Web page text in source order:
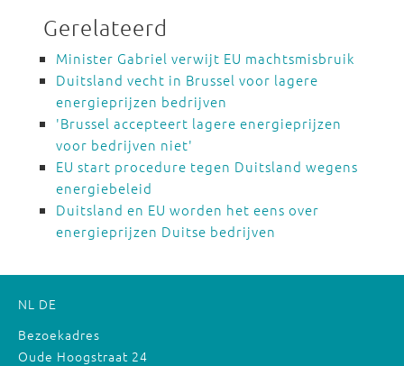
Gerelateerd
Minister Gabriel verwijt EU machtsmisbruik
Duitsland vecht in Brussel voor lagere
energieprijzen bedrijven
'Brussel accepteert lagere energieprijzen
voor bedrijven niet'
EU start procedure tegen Duitsland wegens
energiebeleid
Duitsland en EU worden het eens over
energieprijzen Duitse bedrijven
NL DE
Bezoekadres
Oude Hoogstraat 24